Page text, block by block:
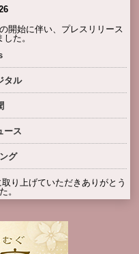
開始に伴い、プレスリリース
た。
タル
ース
グ
り上げていただきありがとう
。